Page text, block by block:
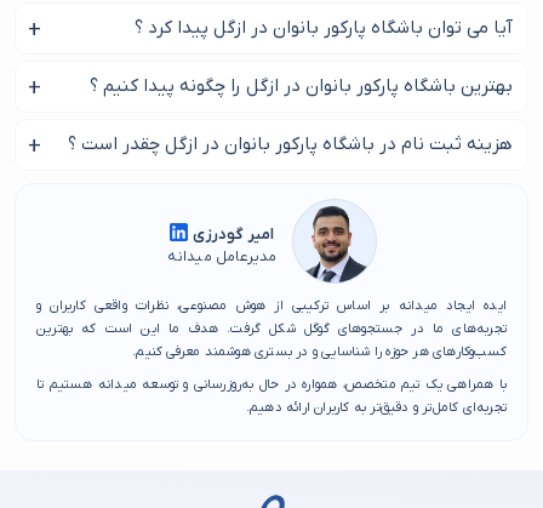
یکی از دلایل محبوبیت باشگاه پارکور بانوان در ازگل، دسترسی راحت به این
دریافت بهترین خدمات است. به همین دلیل، انتخاب یک باشگاه پارکور بانوان
علاوه بر این، برخی از باشگاه پارکور بانوان در ازگل به دلیل ارائه خدمات ویژه و
از طرف دیگر، رقابت میان باشگاه پارکور بانوان در ازگل باعث شده است که این
خدمات به صورت مداوم بهبود یابند و بهترین خدمات ممکن به مشتریان ارائه
شود. بنابراین، اگر به دنبال دریافت خدمات باکیفیت و راحت هستید، بهترین
گزینه‌ها در محله ازگل انتظار شما را می‌کشند. در نهایت، انتخاب بهترین باشگاه
پارکور بانوان در ازگل به شما کمک می‌کند تا تجربه‌ای عالی و منحصر به فرد داشته
باشید و از خدمات حرفه‌ای و مناسب بهره‌مند شوید.
آیا می توان باشگاه پارکور بانوان در ازگل پیدا کرد ؟
بله شما می توانید به سادگی در نزدیکی محل زندگی خود بهترین
باشگاه پارکور بانوان در ازگل را پیدا کنید.
بهترین باشگاه پارکور بانوان در ازگل را چگونه پیدا کنیم ؟
از طریق این صفحه می توانید بهترین باشگاه پارکور بانوان در ازگل
هزینه ثبت نام در باشگاه پارکور بانوان در ازگل چقدر است ؟
هزینه باشگاه پارکور بانوان در ازگل در مقایسه با اقایان تفاوت
امیر گودرزی
مدیرعامل میدانه
ایده ایجاد میدانه بر اساس ترکیبی از هوش مصنوعی، نظرات واقعی کاربران و
تجربه‌های ما در جستجوهای گوگل شکل گرفت. هدف ما این است که بهترین
کسب‌وکارهای هر حوزه را شناسایی و در بستری هوشمند معرفی کنیم.
با همراهی یک تیم متخصص، همواره در حال به‌روزرسانی و توسعه میدانه هستیم تا
تجربه‌ای کامل‌تر و دقیق‌تر به کاربران ارائه دهیم.